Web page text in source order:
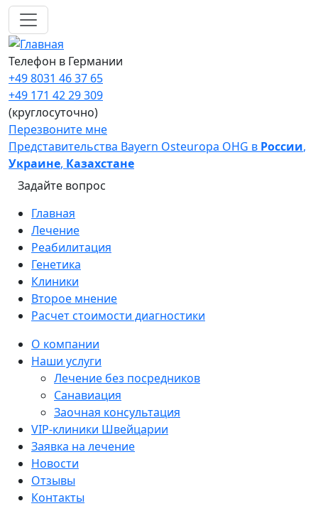
Перейти к основному содержанию
Телефон в Германии
+49 8031 46 37 65
+49 171 42 29 309
(круглосуточно)
Перезвоните мне
Представительства Bayern Osteuropa OHG в России,
Украине, Казахстане
Задайте вопрос
Main navigation
Главная
Лечение
Реабилитация
Генетика
Клиники
Второе мнение
Расчет стоимости диагностики
Sidebar
О компании
Наши услуги
Лечение без посредников
Санавиация
Заочная консультация
VIP-клиники Швейцарии
Заявка на лечение
Новости
Отзывы
Контакты